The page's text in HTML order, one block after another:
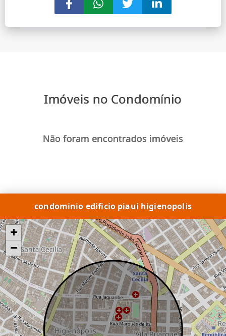
Imóveis no Condomínio
Não foram encontrados imóveis
condominio edificio piaui higienopolis
+
−